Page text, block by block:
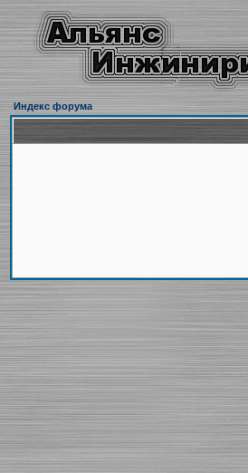
Индекс форума